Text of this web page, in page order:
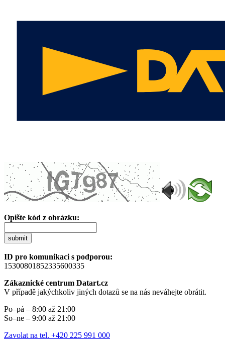
Opište kód z obrázku:
submit
ID pro komunikaci s podporou:
15300801852335600335
Zákaznické centrum Datart.cz
V případě jakýchkoliv jiných dotazů se na nás neváhejte obrátit.
Po–pá – 8:00 až 21:00
So–ne – 9:00 až 21:00
Zavolat na tel. +420 225 991 000